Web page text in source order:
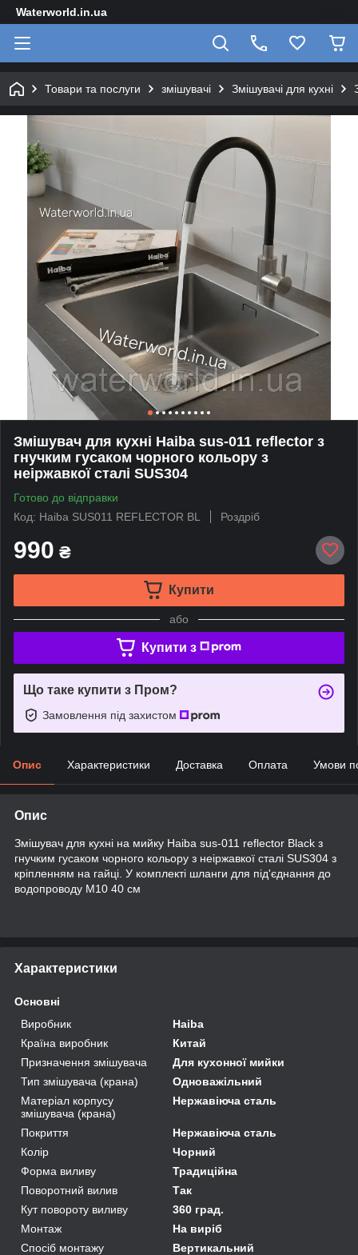
Waterworld.in.ua
Товари та послуги змішувачі Змішувачі для кухні
Змішувач для кухні Haiba sus-011 reflector з
гнучким гусаком чорного кольору з
неіржавкої сталі SUS304
Готово до відправки
Код: Haiba SUS011 REFLECTOR BL
Роздріб
990 ₴
Купити
або
Купити з
Що таке купити з Пром?
Замовлення під захистом
Опис Характеристики Доставка Оплата Умови
Опис
Змішувач для кухні на мийку Haiba sus-011 reflector Black з
гнучким гусаком чорного кольору з неіржавкої сталі SUS304 з
кріпленням на гайці. У комплекті шланги для під'єднання до
водопроводу М10 40 см
Характеристики
Основні
Виробник
Haiba
Країна виробник
Китай
Призначення змішувача
Для кухонної мийки
Тип змішувача (крана)
Одноважільний
Матеріал корпусу
змішувача (крана)
Нержавіюча сталь
Покриття
Нержавіюча сталь
Колір
Чорний
Форма виливу
Традиційна
Поворотний вилив
Так
Кут повороту виливу
360 град.
Монтаж
На виріб
Спосіб монтажу
Вертикальний